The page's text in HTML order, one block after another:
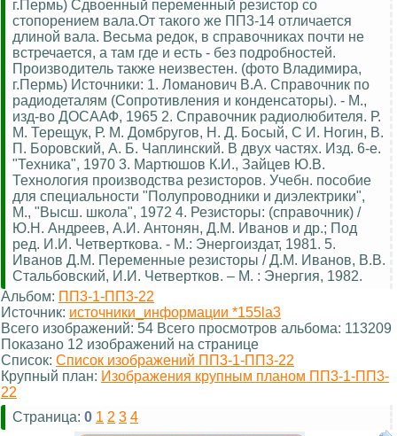
г.Пермь) Сдвоенный переменный резистор со
стопорением вала.От такого же ПП3-14 отличается
длиной вала. Весьма редок, в справочниках почти не
встречается, а там где и есть - без подробностей.
Производитель также неизвестен. (фото Владимира,
г.Пермь) Источники: 1. Ломанович В.А. Справочник по
радиодеталям (Сопротивления и конденсаторы). - М.,
изд-во ДОСААФ, 1965 2. Справочник радиолюбителя. Р.
М. Терещук, Р. М. Домбругов, Н. Д. Босый, С И. Ногин, В.
П. Боровский, А. Б. Чаплинский. В двух частях. Изд. 6-е.
"Техника", 1970 3. Мартюшов К.И., Зайцев Ю.В.
Технология производства резисторов. Учебн. пособие
для специальности "Полупроводники и диэлектрики",
М., "Высш. школа", 1972 4. Резисторы: (справочник) /
Ю.Н. Андреев, А.И. Антонян, Д.М. Иванов и др.; Под
ред. И.И. Четверткова. - М.: Энергоиздат, 1981. 5.
Иванов Д.М. Переменные резисторы / Д.М. Иванов, В.В.
Стальбовский, И.И. Четвертков. – М. : Энергия, 1982.
Альбом: ПП3-1-ПП3-22
Источник: источники_информации *155la3
Всего изображений: 54 Всего просмотров альбома: 113209
Показано 12 изображений на странице
Список: Список изображений ПП3-1-ПП3-22
Крупный план: Изображения крупным планом ПП3-1-ПП3-
22
Страница: 0 1 2 3 4